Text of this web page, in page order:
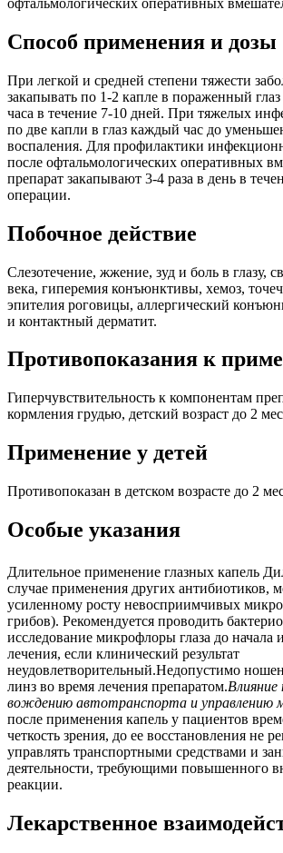
офтальмологических оперативных
Способ применения и дозы
При легкой и средней степени тяжести
закапывать по 1-2 капле в пораженный
часа в течение 7-10 дней. При тяжелых
по две капли в глаз каждый час до
воспаления. Для профилактики
после офтальмологических оперативных
препарат закапывают 3-4 раза в день в
операции.
Побочное действие
Слезотечение, жжение, зуд и боль в глазу,
века, гиперемия конъюнктивы, хемоз,
эпителия роговицы, аллергический
и контактный дерматит.
Противопоказания к
Гиперчувствительность к компонентам
кормления грудью, детский возраст до 2
Применение у детей
Противопоказан в детском возрасте до 2
Особые указания
Длительное применение глазных капель
случае применения других антибиотиков,
усиленному росту невосприимчивых
грибов). Рекомендуется проводить
исследование микрофлоры глаза до начала
лечения, если клинический результат
неудовлетворительный.Недопустимо
линз во время лечения препаратом.Влияние
вождению автотранспорта и управлению
после применения капель у пациентов
четкость зрения, до ее восстановления не
управлять транспортными средствами и
деятельности, требующими повышенного
реакции.
Лекарственное